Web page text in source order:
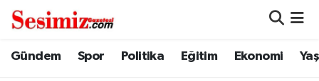
Gündem Spor Politika Eğitim Ekonomi
Dünya
Nöbetçi Eczaneler